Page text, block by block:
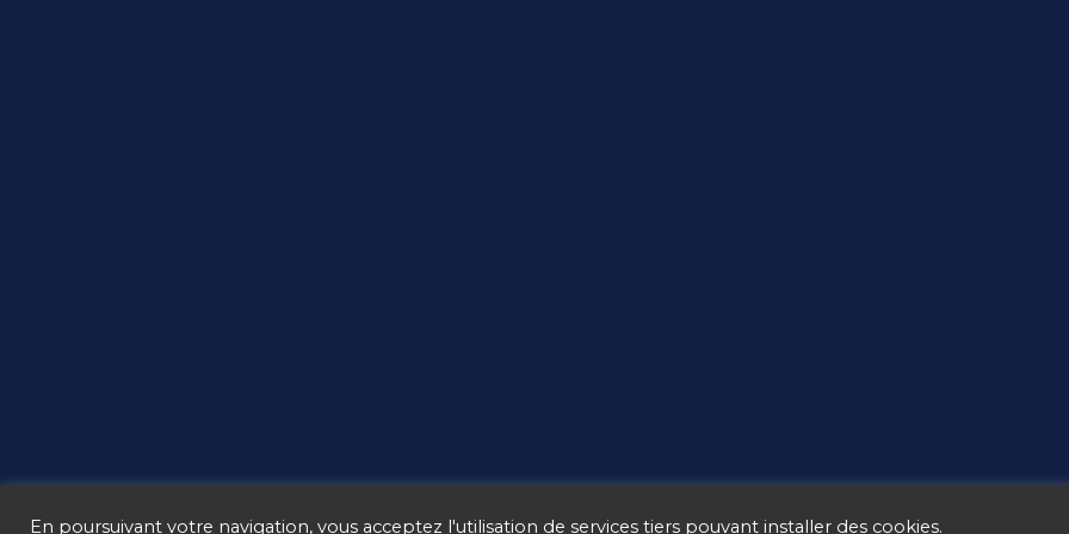
En poursuivant votre navigation, vous acceptez l'utilisation de services tiers pouvant installer des cookies.